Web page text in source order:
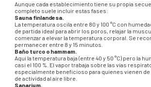
Aunque cada establecimiento tiene su propia
completo suele incluir estas fases:
Sauna finlandesa.
La temperatura oscila entre 80 y 100 °C con
de partida ideal para abrir los poros, relajar la
comenzar a elevar la temperatura corporal. Se
permanecer entre 8 y 15 minutos.
Baño turco o hammam.
Aquí la temperatura baja (entre 40 y 50 °C) pero la
casi el 100 %. El vapor trabaja sobre las vías
especialmente beneficioso para quienes vienen
de actividad al aire libre.
Sanarium.